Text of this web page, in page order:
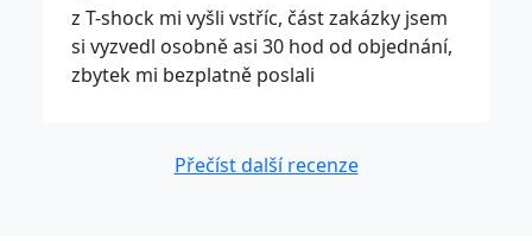
z T-shock mi vyšli vstříc, část zakázky jsem
si vyzvedl osobně asi 30 hod od objednání,
zbytek mi bezplatně poslali
Přečíst další recenze